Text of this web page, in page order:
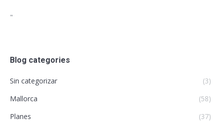
"
Blog categories
Sin categorizar
(3)
Mallorca
(58)
Planes
(37)